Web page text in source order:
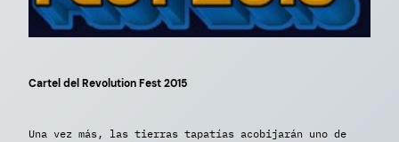
Cartel del Revolution Fest 2015
Una vez más, las tierras tapatías acobijarán uno de